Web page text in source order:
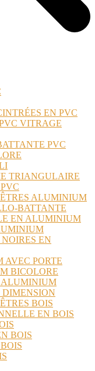
EN PVC
VITRAGE
PVC
TRIANGULAIRE
ALUMINIUM
BATTANTE
EN ALUMINIUM
EN
PORTE
BICOLORE
ALUMINIUM
BOIS
EN BOIS
BOIS